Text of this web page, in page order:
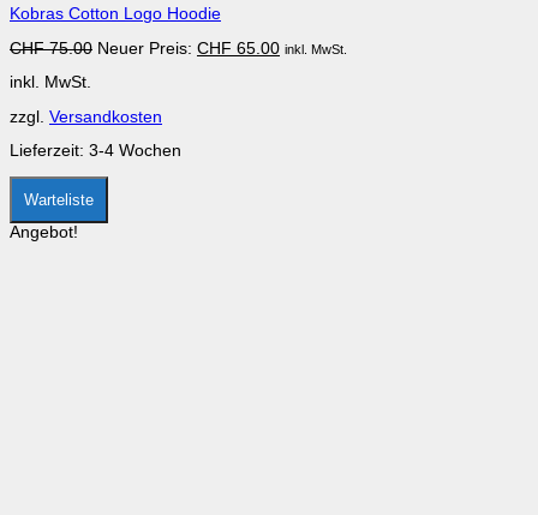
Varianten
Die
können
der
Produktseite
gewählt
werden
Kobras Cotton Logo Hoodie
CHF75.00 Ursprünglicher
Neuer Preis: CHF 65.00Aktueller
inkl. MwSt.
inkl. MwSt.
zzgl. Versandkosten
Lieferzeit: 3-4 Wochen
Warteliste
Angebot!